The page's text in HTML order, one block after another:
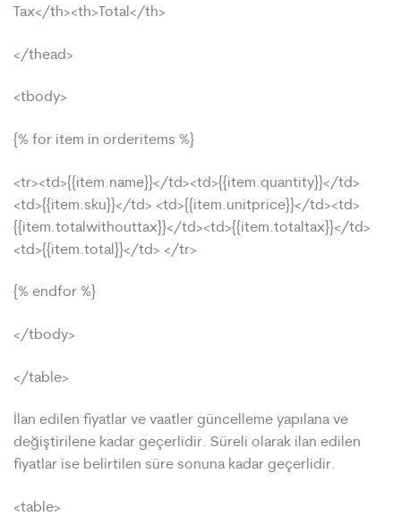
Tax</th><th>Total</th>
</thead>
<tbody>
{% for item in orderitems %}
<tr><td>{{item.name}}</td><td>{{item.quantity}}</td>
<td>{{item.sku}}</td> <td>{{item.unitprice}}</td><td>
{{item.totalwithouttax}}</td><td>{{item.totaltax}}</td>
<td>{{item.total}}</td> </tr>
{% endfor %}
</tbody>
</table>
İlan edilen fiyatlar ve vaatler güncelleme yapılana ve
değiştirilene kadar geçerlidir. Süreli olarak ilan edilen
fiyatlar ise belirtilen süre sonuna kadar geçerlidir.
<table>